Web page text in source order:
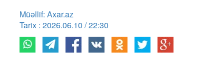
Müəllif: Axar.az
Tarix : 2026.06.10 / 22:30